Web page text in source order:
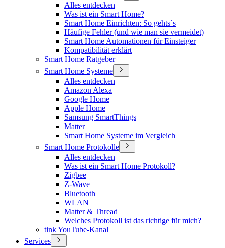
Alles entdecken
Was ist ein Smart Home?
Smart Home Einrichten: So gehts`s
Häufige Fehler (und wie man sie vermeidet)
Smart Home Automationen für Einsteiger
Kompatibilität erklärt
Smart Home Ratgeber
Smart Home Systeme
Alles entdecken
Amazon Alexa
Google Home
Apple Home
Samsung SmartThings
Matter
Smart Home Systeme im Vergleich
Smart Home Protokolle
Alles entdecken
Was ist ein Smart Home Protokoll?
Zigbee
Z-Wave
Bluetooth
WLAN
Matter & Thread
Welches Protokoll ist das richtige für mich?
tink YouTube-Kanal
Services